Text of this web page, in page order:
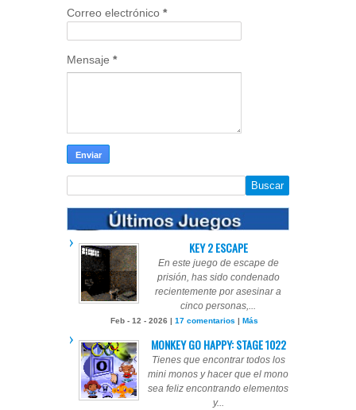
Correo electrónico *
Mensaje *
KEY 2 ESCAPE
En este juego de escape de
prisión, has sido condenado
recientemente por asesinar a
cinco personas,...
Feb - 12 - 2026 | 17 comentarios | Más
MONKEY GO HAPPY: STAGE 1022
Tienes que encontrar todos los
mini monos y hacer que el mono
sea feliz encontrando elementos
y...